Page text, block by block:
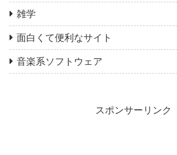
雑学
面白くて便利なサイト
音楽系ソフトウェア
スポンサーリンク